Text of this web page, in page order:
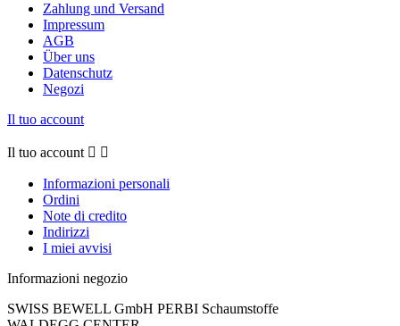
Zahlung und Versand
Impressum
AGB
Über uns
Datenschutz
Negozi
Il tuo account
Il tuo account  
Informazioni personali
Ordini
Note di credito
Indirizzi
I miei avvisi
Informazioni negozio
SWISS BEWELL GmbH PERBI Schaumstoffe